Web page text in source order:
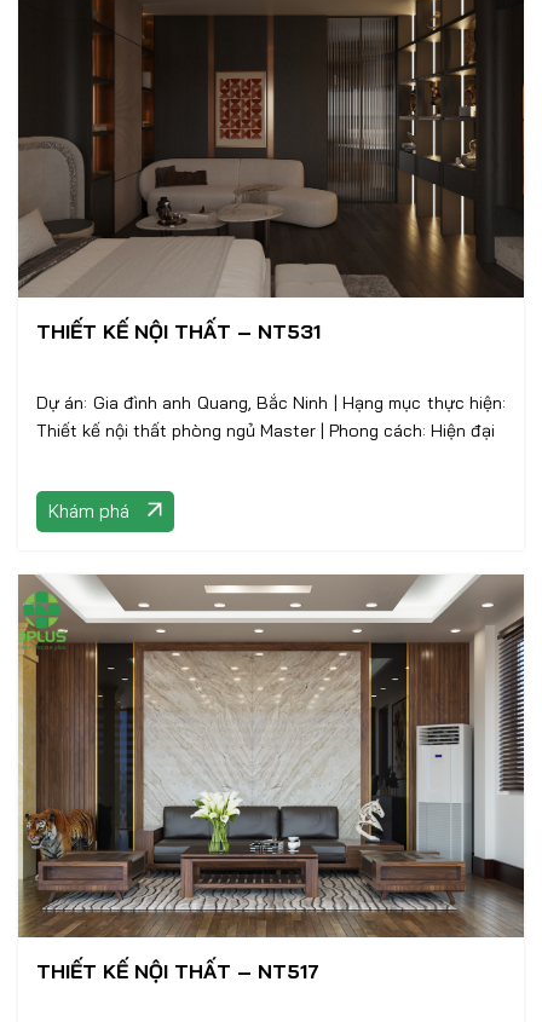
THIẾT KẾ NỘI THẤT – NT531
Dự án: Gia đình anh Quang, Bắc Ninh | Hạng mục thực hiện:
Thiết kế nội thất phòng ngủ Master | Phong cách: Hiện đại
Khám phá
THIẾT KẾ NỘI THẤT – NT517